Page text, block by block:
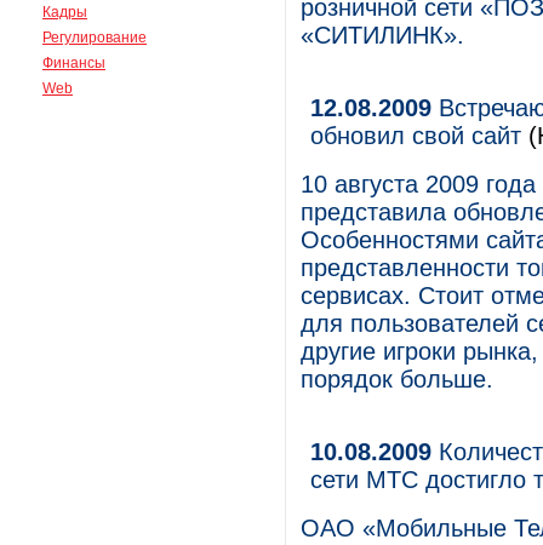
Кадры
Регулирование
Финансы
Web
розничной сети
«СИТИЛИНК».
12.08.2009
обновил свой сайт
10 августа 2009
представила
Особенностями
представленности
сервисах. Стоит
для пользователей
другие игроки
порядок больше.
10.08.2009
сети МТС достигло
ОАО «Мобильные